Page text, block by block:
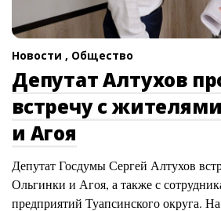
Новости , Общество
Депутат Алтухов
встречу с
и Агоя
Депутат Госдумы Сергей Алтухов
Ольгинки и Агоя, а также с
предприятий Туапсинского округа.